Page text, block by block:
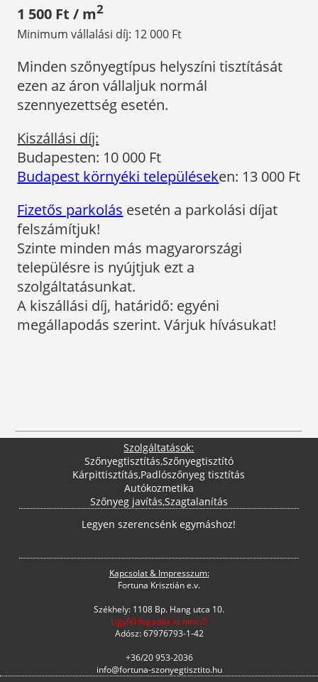
1 500 Ft / m2
Minimum vállalási díj: 12 000 Ft
Minden szőnyegtípus helyszíni tisztítását
ezen az áron vállaljuk normál
szennyezettség esetén.
Kiszállási díj:
Budapesten: 10 000 Ft
Budapest környéki településeken: 13 000 Ft
Fizetős parkolás esetén a parkolási díjat
felszámítjuk!
Szinte minden más magyarországi
településre is nyújtjuk ezt a
szolgáltatásunkat.
A kiszállási díj, határidő: egyéni
megállapodás szerint. Várjuk hívásukat!
Szolgáltatások:
Szőnyegtisztítás,Szőnyegtisztító
Kárpittisztítás,Padlószőnyeg tisztítás
Autókozmetika
Szőnyeg javítás,Szagtalanítás
Legyen szerencsénk egymáshoz!
Kapcsolat & Impresszum:
Fortuna Krisztián e.v.
Székhely: 1108 Bp. Hang utca 10.
Ügyfél fogadás itt nincs!!
Adósz: 67976793-1-42
+36/20 953-2036
info@fortuna-szonyegtisztito.hu